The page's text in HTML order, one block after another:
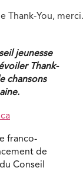
Thank-You, merci.
jeunesse
Thank-
chansons
franco-
de
Conseil